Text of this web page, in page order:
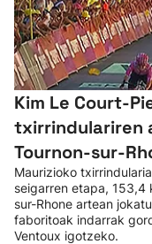
Kim Le Court-
txirrindulariren
Tournon-sur-
Maurizioko
seigarren etapa, 153,4
sur-Rhone artean
faboritoak indarrak
Ventoux igotzeko.